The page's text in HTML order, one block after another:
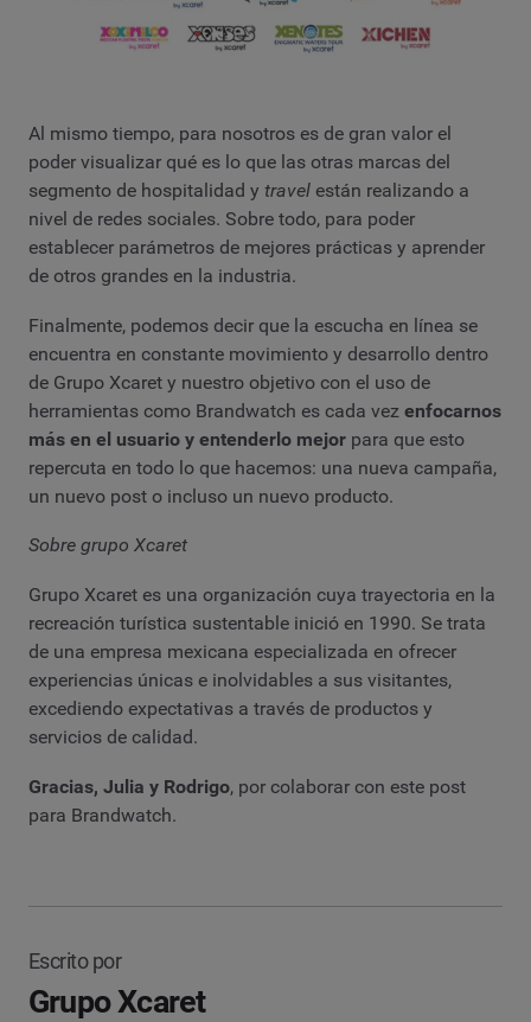
Al mismo tiempo, para nosotros es de gran valor el
poder visualizar qué es lo que las otras marcas del
segmento de hospitalidad y travel están realizando a
nivel de redes sociales. Sobre todo, para poder
establecer parámetros de mejores prácticas y aprender
de otros grandes en la industria.
Finalmente, podemos decir que la escucha en línea se
encuentra en constante movimiento y desarrollo dentro
de Grupo Xcaret y nuestro objetivo con el uso de
herramientas como Brandwatch es cada vez enfocarnos
más en el usuario y entenderlo mejor para que esto
repercuta en todo lo que hacemos: una nueva campaña,
un nuevo post o incluso un nuevo producto.
Sobre grupo Xcaret
Grupo Xcaret es una organización cuya trayectoria en la
recreación turística sustentable inició en 1990. Se trata
de una empresa mexicana especializada en ofrecer
experiencias únicas e inolvidables a sus visitantes,
excediendo expectativas a través de productos y
servicios de calidad.
Gracias, Julia y Rodrigo, por colaborar con este post
para Brandwatch.
Escrito por
Grupo Xcaret